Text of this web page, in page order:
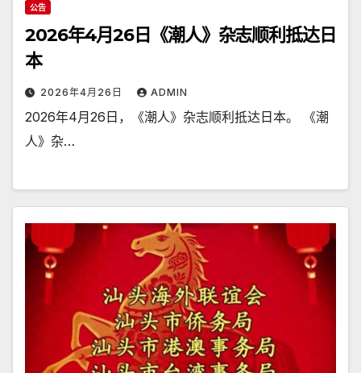
公告
2026年4月26日《潮人》杂志顺利抵达日
本
2026年4月26日 ADMIN
2026年4月26日，《潮人》杂志顺利抵达日本。 《潮
人》杂…